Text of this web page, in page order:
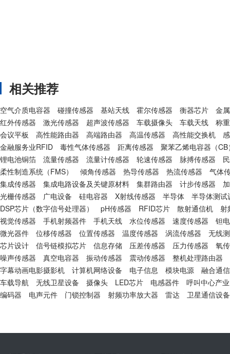
相关推荐
空气介质电容器 碰撞传感器 基站天线 霍尔传感器 衡器芯片
金
红外传感器
激光传感器 超声波传感器 车载摄像头 车载天线
称
会议平板
高性能路由器 高端路由器 高温传感器 高性能交换机
金融服务业RFID
毒性气体传感器 距离传感器
聚苯乙烯电容器（CB
锂电池铜箔
流量传感器 流量计传感器 轮速传感器 脉搏传感器
柔性制造系统（FMS）
倾角传感器 热导传感器 热流传感器
气体
集成传感器
集成电路设备及关键原材料 集群路由器 计步传感器
光栅传感器
广电设备 硅电容器 X射线传感器 半导体
半导体测试
DSP芯片（数字信号处理器）
pH传感器 RFID芯片 散射通信机
射
视觉传感器
手机射频器件 手机天线 水位传感器 速度传感器
钽
微光器件
位移传感器 位置传感器 温度传感器 涡流传感器
无线
芯片设计
信号链模拟芯片 信息存储 压差传感器 压力传感器
氧
噪声传感器
真空电容器 振动传感器 震动传感器
整机处理路由器
字幕动画电影摄影机
计算机网络设备 电子信息 模块电源
融合通
车载导航
无线卫星设备 摄像头 LED芯片 电感器件
呼叫中心产业
编码器
电声元件 门锁控制器 射频功率放大器 雷达 卫星通信设备